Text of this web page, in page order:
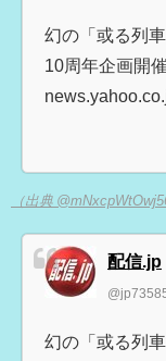
幻の「或る列
10周年企画開
（出典
配信.jp
幻の「或る列